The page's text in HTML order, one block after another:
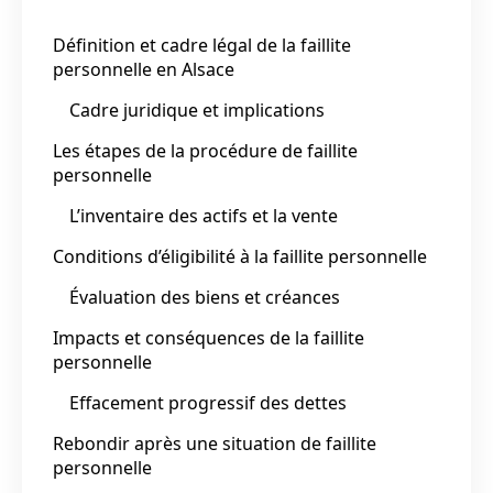
Définition et cadre légal de la faillite
personnelle en Alsace
Cadre juridique et implications
Les étapes de la procédure de faillite
personnelle
L’inventaire des actifs et la vente
Conditions d’éligibilité à la faillite personnelle
Évaluation des biens et créances
Impacts et conséquences de la faillite
personnelle
Effacement progressif des dettes
Rebondir après une situation de faillite
personnelle